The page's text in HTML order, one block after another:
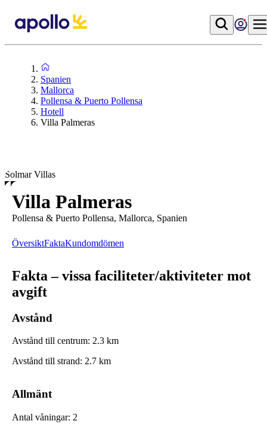
Spanien
Mallorca
Pollensa & Puerto Pollensa
Hotell
Villa Palmeras
Solmar Villas
Villa Palmeras
Pollensa & Puerto Pollensa, Mallorca, Spanien
ÖversiktFaktaKundomdömen
Fakta – vissa faciliteter/aktiviteter mot
avgift
Avstånd
Avstånd till centrum: 2.3 km
Avstånd till strand: 2.7 km
Allmänt
Antal våningar: 2